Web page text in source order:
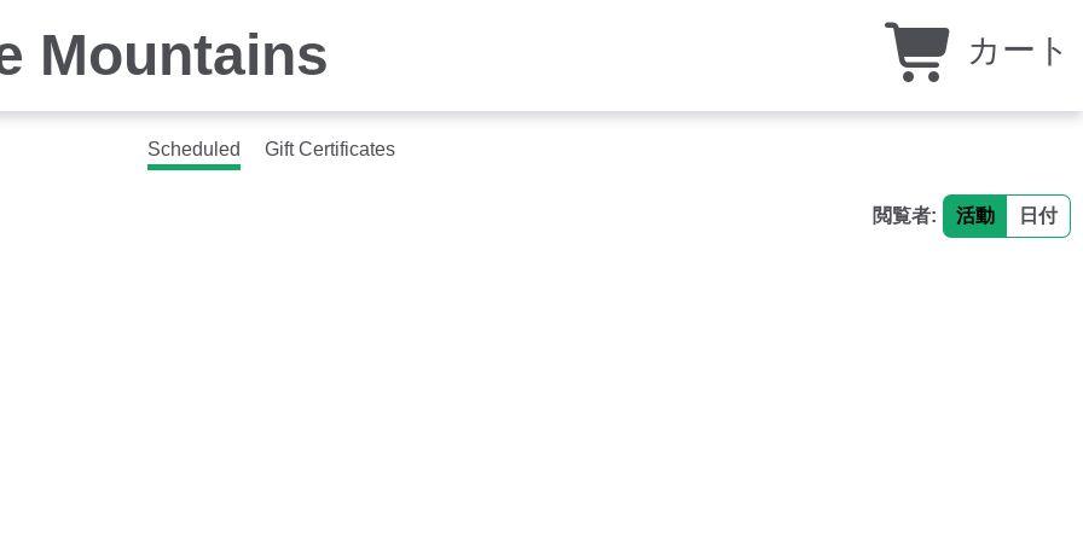
Mountains カート
Scheduled Gift Certificates
閲覧者: 活動 日付